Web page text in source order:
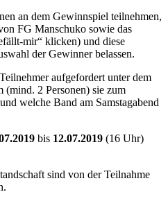
an dem Gewinnspiel teilnehmen,
FG Manschuko sowie das
mir“ klicken) und diese
der Gewinner belassen.
aufgefordert unter dem
(mind. 2 Personen) sie zum
welche Band am Samstagabend
bis 12.07.2019 (16 Uhr)
sind von der Teilnahme